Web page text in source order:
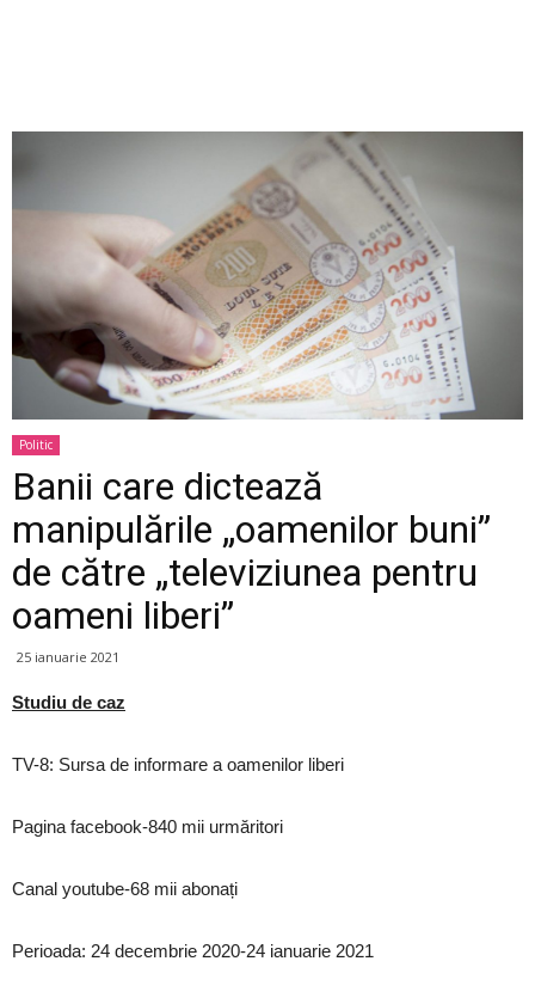
Politic
Banii care dictează
manipulările „oamenilor buni”
de către „televiziunea pentru
oameni liberi”
25 ianuarie 2021
Studiu de caz
TV-8: Sursa de informare a oamenilor liberi
Pagina facebook-840 mii urmăritori
Canal youtube-68 mii abonați
Perioada: 24 decembrie 2020-24 ianuarie 2021